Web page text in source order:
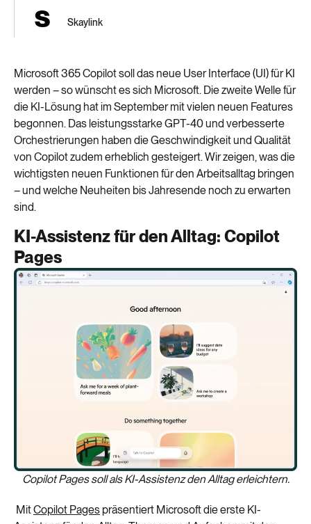
Skaylink
Microsoft 365 Copilot soll das neue User Interface (UI) für KI
werden – so wünscht es sich Microsoft. Die zweite Welle für
die KI-Lösung hat im Septembermit vielen neuen Features
begonnen. Das leistungsstarkeGPT-40und verbesserte
Orchestrierungen haben die Geschwindigkeit und Qualität
von Copilotzudem erheblich gesteigert.Wir zeigen, was die
wichtigsten neuen Funktionen für den Arbeitsalltag bringen
– und welche Neuheiten bis Jahresende noch zu erwarten
sind.
KI-Assistenz für den Alltag: Copilot
Pages
Copilot Pages soll als KI-Assistenz den Alltag erleichtern.
MitCopilot Pages präsentiert Microsoftdie erste KI-